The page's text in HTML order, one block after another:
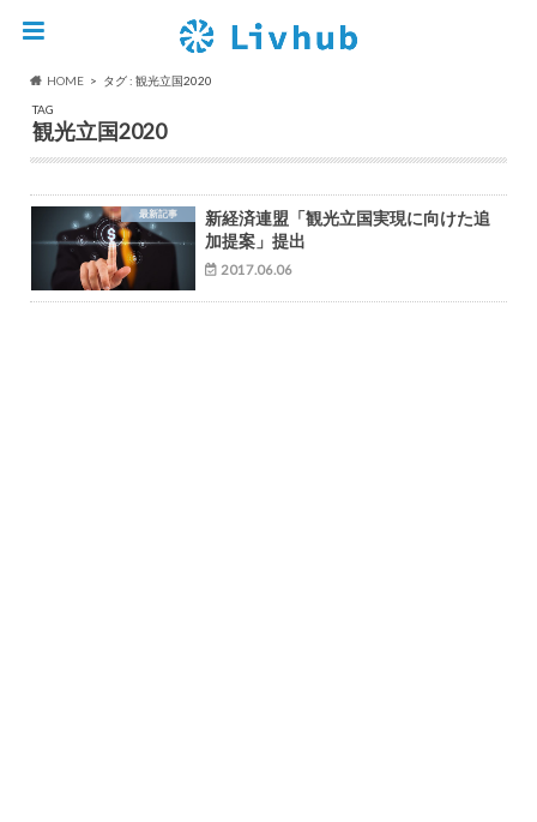
HOME
タグ : 観光立国2020
TAG
観光立国2020
最新記事
新経済連盟「観光立国実現に向けた追
加提案」提出
2017.06.06